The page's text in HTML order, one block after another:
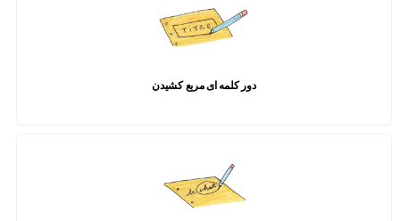
دور کلمه ای مربع کشیدن